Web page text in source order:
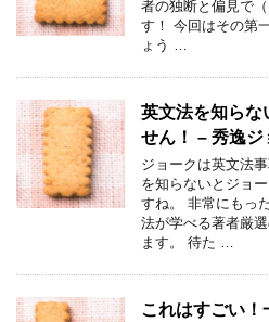
者の独断と偏見で
す！ 今回はその第
ょう …
英文法を知らな
せん！ – 秀逸
ジョークは英文法
を知らないとジョ
すね。 非常にもっ
法が学べる著者厳
ます。 待た …
これはすごい